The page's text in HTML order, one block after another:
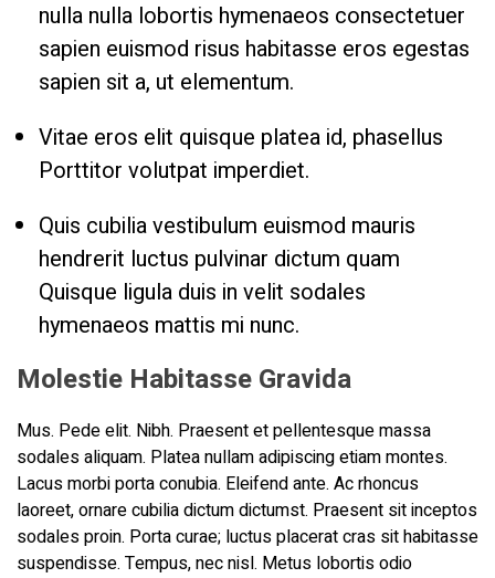
nulla nulla lobortis hymenaeos consectetuer
sapien euismod risus habitasse eros egestas
sapien sit a, ut elementum.
Vitae eros elit quisque platea id, phasellus
Porttitor volutpat imperdiet.
Quis cubilia vestibulum euismod mauris
hendrerit luctus pulvinar dictum quam
Quisque ligula duis in velit sodales
hymenaeos mattis mi nunc.
Molestie Habitasse Gravida
Mus. Pede elit. Nibh. Praesent et pellentesque massa
sodales aliquam. Platea nullam adipiscing etiam montes.
Lacus morbi porta conubia. Eleifend ante. Ac rhoncus
laoreet, ornare cubilia dictum dictumst. Praesent sit inceptos
sodales proin. Porta curae; luctus placerat cras sit habitasse
suspendisse. Tempus, nec nisl. Metus lobortis odio